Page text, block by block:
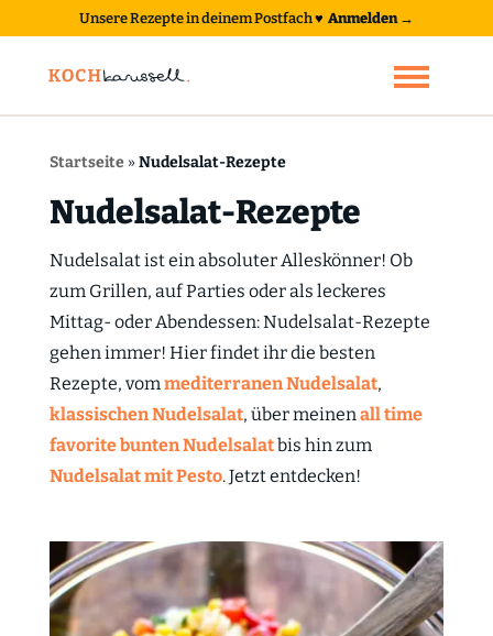
Unsere Rezepte in deinem Postfach♥ Anmelden →
Startseite»Nudelsalat-Rezepte
Nudelsalat-Rezepte
Nudelsalat ist ein absoluter Alleskönner! Ob
zum Grillen, auf Parties oder als leckeres
Mittag- oder Abendessen: Nudelsalat-Rezepte
gehen immer! Hier findet ihr die besten
Rezepte, vommediterranen Nudelsalat,
klassischen Nudelsalat, über meinenall time
favorite bunten Nudelsalatbis hin zum
Nudelsalat mit Pesto. Jetzt entdecken!